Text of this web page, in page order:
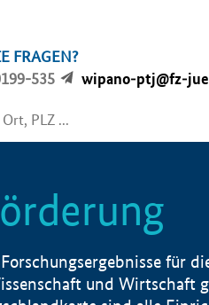
FRAGEN?
535
wipano-ptj@fz-
für
und Wirtschaft